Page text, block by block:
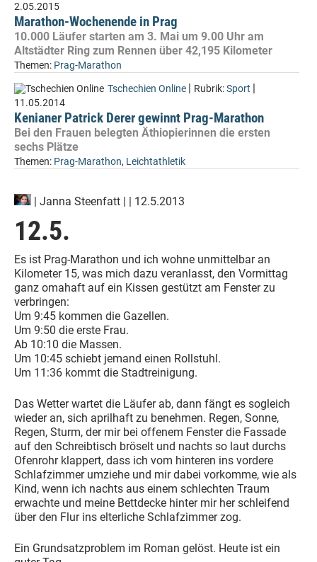
2.05.2015
Marathon-Wochenende in Prag
10.000 Läufer starten am 3. Mai um 9.00 Uhr am
Altstädter Ring zum Rennen über 42,195 Kilometer
Themen: Prag-Marathon
Tschechien Online | Rubrik:Sport |
11.05.2014
Kenianer Patrick Derer gewinnt Prag-Marathon
Bei den Frauen belegten Äthiopierinnen die ersten
sechs Plätze
Themen: Prag-Marathon, Leichtathletik
| Janna Steenfatt | | 12.5.2013
12.5.
Es ist Prag-Marathon und ich wohne unmittelbar an
Kilometer 15, was mich dazu veranlasst, den Vormittag
ganz omahaft auf ein Kissen gestützt am Fenster zu
verbringen:
Um 9:45 kommen die Gazellen.
Um 9:50 die erste Frau.
Ab 10:10 die Massen.
Um 10:45 schiebt jemand einen Rollstuhl.
Um 11:36 kommt die Stadtreinigung.
Das Wetter wartet die Läufer ab, dann fängt es sogleich
wieder an, sich aprilhaft zu benehmen. Regen, Sonne,
Regen, Sturm, der mir bei offenem Fenster die Fassade
auf den Schreibtisch bröselt und nachts so laut durchs
Ofenrohr klappert, dass ich vom hinteren ins vordere
Schlafzimmer umziehe und mir dabei vorkomme, wie als
Kind, wenn ich nachts aus einem schlechten Traum
erwachte und meine Bettdecke hinter mir her schleifend
über den Flur ins elterliche Schlafzimmer zog.
Ein Grundsatzproblem im Roman gelöst. Heute ist ein